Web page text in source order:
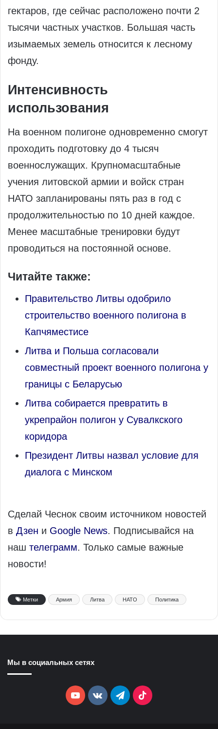
гектаров, где сейчас расположено почти 2
тысячи частных участков. Большая часть
изымаемых земель относится к лесному
фонду.
Интенсивность
использования
На военном полигоне одновременно смогут
проходить подготовку до 4 тысяч
военнослужащих. Крупномасштабные
учения литовской армии и войск стран
НАТО запланированы пять раз в год с
продолжительностью по 10 дней каждое.
Менее масштабные тренировки будут
проводиться на постоянной основе.
Читайте также:
Правительство Литвы одобрило
строительство военного полигона в
Капчяместисе
Литва и Польша согласовали
совместный проект военного полигона у
границы с Беларусью
Литва собирается превратить в
укрепрайон полигон у Сувалкского
коридора
Президент Литвы назвал условие для
диалога с Минском
Сделай Чеснок своим источником новостей
в Дзен и Google News. Подписывайся на
наш телеграмм. Только самые важные
новости!
Метки Армия Литва НАТО Политика
Мы в социальных сетях
YouTubevk.comTelegramTikTok